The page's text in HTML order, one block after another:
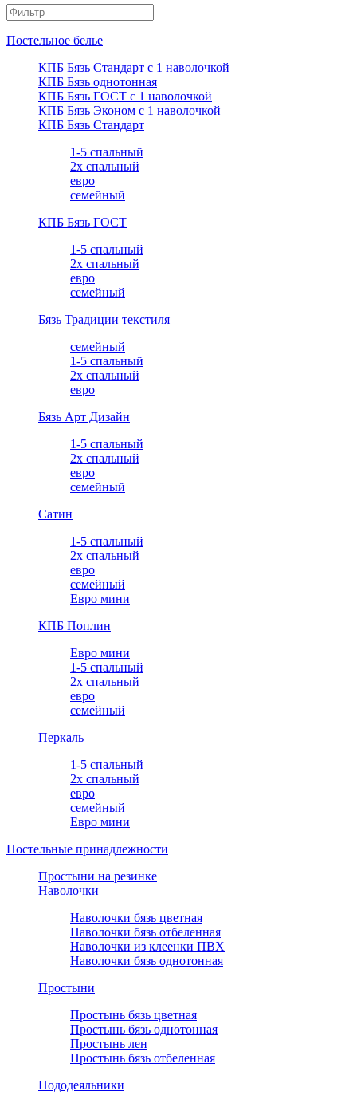
Постельное белье
КПБ Бязь Стандарт c 1 наволочкой
КПБ Бязь однотонная
КПБ Бязь ГОСТ c 1 наволочкой
КПБ Бязь Эконом с 1 наволочкой
КПБ Бязь Стандарт
1-5 спальный
2х спальный
евро
семейный
КПБ Бязь ГОСТ
1-5 спальный
2х спальный
евро
семейный
Бязь Традиции текстиля
семейный
1-5 спальный
2х спальный
евро
Бязь Арт Дизайн
1-5 спальный
2х спальный
евро
семейный
Сатин
1-5 спальный
2х спальный
евро
семейный
Евро мини
КПБ Поплин
Евро мини
1-5 спальный
2х спальный
евро
семейный
Перкаль
1-5 спальный
2х спальный
евро
семейный
Евро мини
Постельные принадлежности
Простыни на резинке
Наволочки
Наволочки бязь цветная
Наволочки бязь отбеленная
Наволочки из клеенки ПВХ
Наволочки бязь однотонная
Простыни
Простынь бязь цветная
Простынь бязь однотонная
Простынь лен
Простынь бязь отбеленная
Пододеяльники